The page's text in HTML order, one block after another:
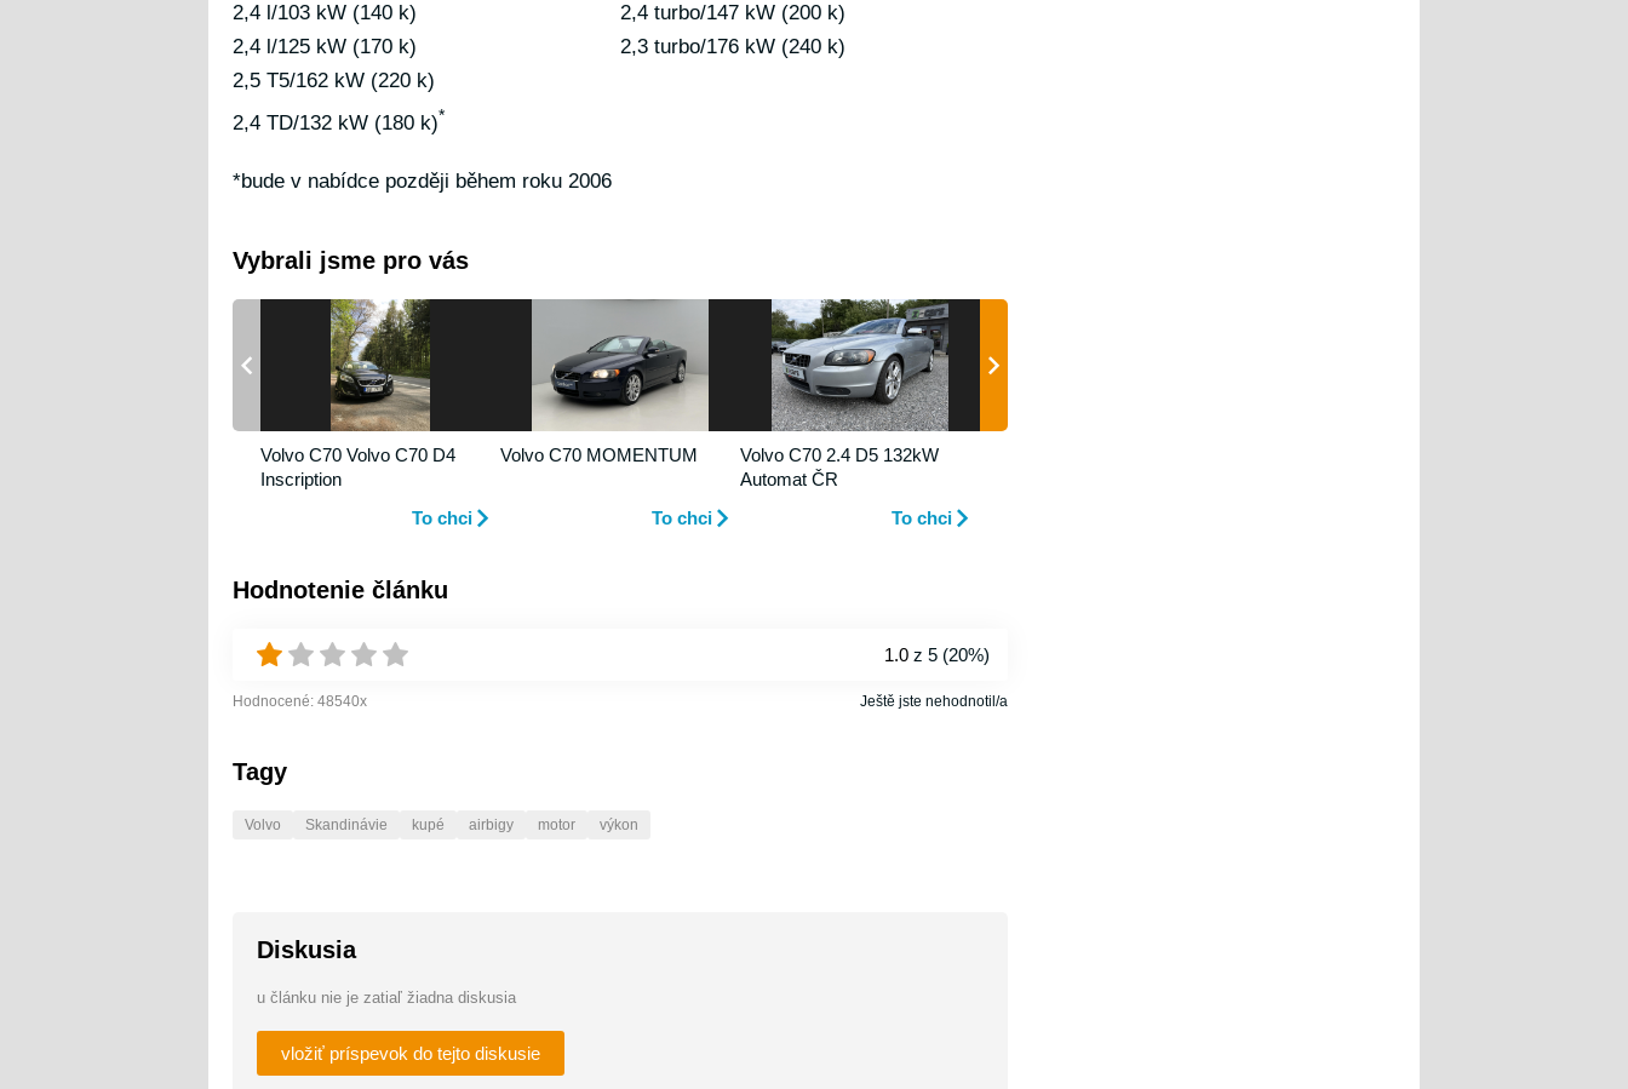
2,4 l/103 kW (140 k)
2,4 turbo/147 kW (200 k)
2,4 l/125 kW (170 k)
2,3 turbo/176 kW (240 k)
2,5 T5/162 kW (220 k)
2,4 TD/132 kW (180 k)*
*bude v nabídce později během roku 2006
Vybrali jsme pro vás
Volvo C70 Volvo C70 D4
Inscription
To chci
Volvo C70 MOMENTUM
To chci
Volvo C70 2.4 D5 132kW
Automat ČR
To chci
Hodnotenie článku
1.0 z 5 (20%)
Hodnocené: 48540x Ještě jste nehodnotil/a
Tagy
Volvo Skandinávie kupé airbigy motor výkon
Diskusia
u článku nie je zatiaľ žiadna diskusia
vložiť príspevok do tejto diskusie